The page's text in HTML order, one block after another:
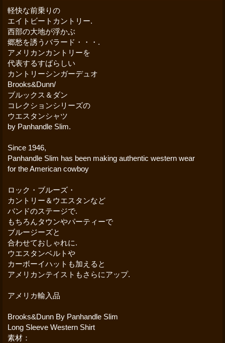
軽快な前乗りの
エイトビートカントリー.
西部の大地が浮かぶ
郷愁を誘うバラード・・・.
アメリカンカントリーを
代表するすばらしい
カントリーシンガーデュオ
Brooks&Dunn/
ブルックス＆ダン
コレクションシリーズの
ウエスタンシャツ
by Panhandle Slim.
Since 1946,
Panhandle Slim has been making authentic western wear
for the American cowboy
ロック・ブルーズ・
カントリー＆ウエスタンなど
バンドのステージで.
もちろんタウンやパーティーで
ブルージーズと
合わせておしゃれに.
ウエスタンベルトや
カーボーイハットも加えると
アメリカンテイストもさらにアップ.
アメリカ輸入品
Brooks&Dunn By Panhandle Slim
Long Sleeve Western Shirt
素材：